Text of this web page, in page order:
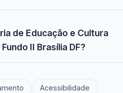
de Educação e Cultura
II Brasília DF?
Acessibilidade